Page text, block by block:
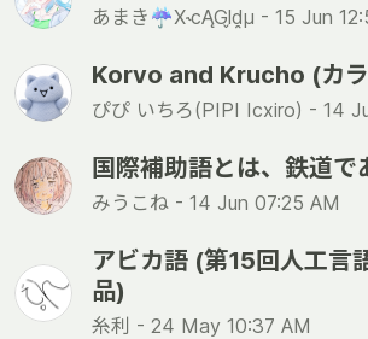
あまき☔️X˞cĄGl̬d̯μ - 15 Jun
Korvo and Krucho (カ
ぴぴ いちろ(PIPI Icxiro) - 14
国際補助語とは、鉄道で
みうこね - 14 Jun 07:25 AM
アビカ語 (第15回人工言
品)
糸利 - 24 May 10:37 AM